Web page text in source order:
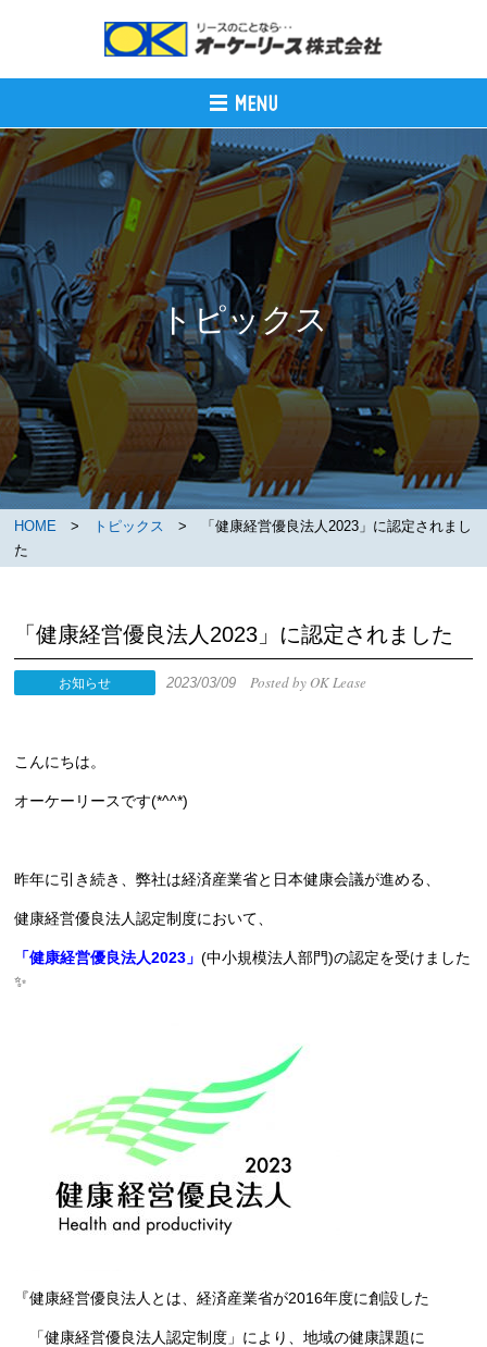
トピックス
HOME > トピックス > 「健康経営優良法人2023」に認定されまし
た
「健康経営優良法人2023」に認定されました
お知らせ 2023/03/09Posted by OK Lease
こんにちは。
オーケーリースです(*^^*)
昨年に引き続き、弊社は経済産業省と日本健康会議が進める、
健康経営優良法人認定制度において、
「健康経営優良法人2023」(中小規模法人部門)の認定を受けました
✨
『健康経営優良法人とは、経済産業省が2016年度に創設した
「健康経営優良法人認定制度」により、地域の健康課題に